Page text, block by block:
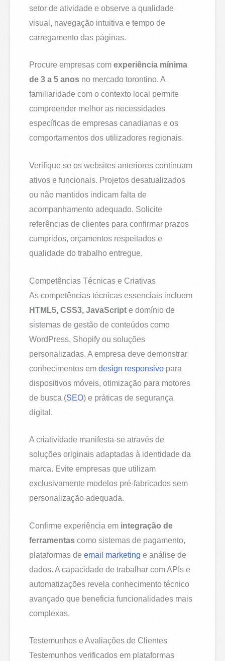
setor de atividade e observe a qualidade
visual, navegação intuitiva e tempo de
carregamento das páginas.
Procure empresas comexperiência mínima
de 3 a 5 anos no mercado torontino. A
familiaridade com o contexto local permite
compreender melhor as necessidades
específicas de empresas canadianas e os
comportamentos dos utilizadores regionais.
Verifique se os websites anteriores continuam
ativos e funcionais. Projetos desatualizados
ou não mantidos indicam falta de
acompanhamento adequado. Solicite
referências de clientes para confirmar prazos
cumpridos, orçamentos respeitados e
qualidade do trabalho entregue.
Competências Técnicas e Criativas
As competências técnicas essenciais incluem
HTML5, CSS3, JavaScript e domínio de
sistemas de gestão de conteúdos como
WordPress, Shopify ou soluções
personalizadas. A empresa deve demonstrar
conhecimentos emdesign responsivo para
dispositivos móveis, otimização para motores
de busca (SEO) e práticas de segurança
digital.
A criatividade manifesta-se através de
soluções originais adaptadas à identidade da
marca. Evite empresas que utilizam
exclusivamente modelos pré-fabricados sem
personalização adequada.
Confirme experiência em integração de
ferramentas como sistemas de pagamento,
plataformas deemail marketing e análise de
dados. A capacidade de trabalhar com APIs e
automatizações revela conhecimento técnico
avançado que beneficia funcionalidades mais
complexas.
Testemunhos e Avaliações de Clientes
Testemunhos verificados em plataformas